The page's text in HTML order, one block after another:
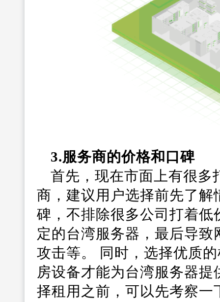
3.服务商的价格和口碑
首先，现在市面上有很多
商，建议用户选择前先了
碑，不排除很多公司打着
定的台湾服务器，最后导
攻击等。 同时，选择优质
房设备才能为台湾服务器
择租用之前，可以先考察一